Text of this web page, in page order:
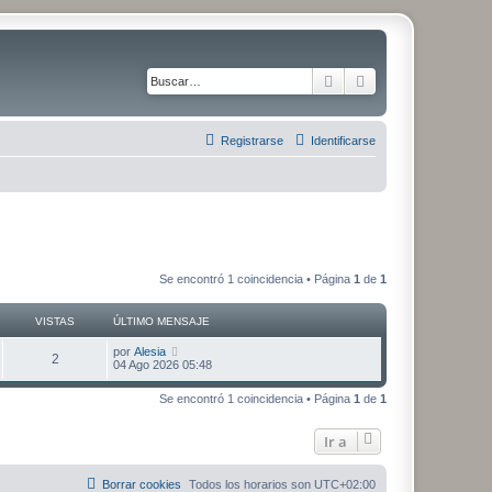
Buscar
Identificarse
Registrarse
Se encontró 1 coincidencia • Página 1 de 1
VISTAS ÚLTIMO MENSAJE
2V
i
Ú
l
i
s
a
por Alesia
04 Ago 2026 05:48
Se encontró 1 coincidencia • Página 1 de 1
Ir a
Todos los horarios son UTC+02:00
Borrar cookies